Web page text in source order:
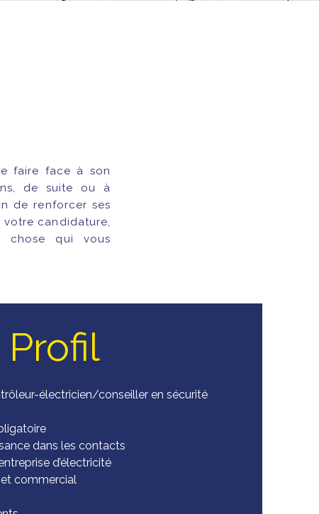
faire face à son
de suite ou à
de renforcer ses
votre candidature,
chose qui vous
Profil
électricien/conseiller en sécurité
dans les contacts
d’électricité
commercial